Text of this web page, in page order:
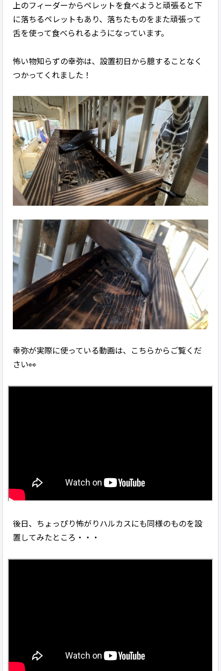
上のフィーダーからペレットを食べようと頑張ると下
に落ちるペレットもあり、落ちたものをまた頑張って
舌を使って食べられるようになっています。
怖い物知らずの幸弥は、設置初日から臆することなく
つかってくれました！
幸弥が実際に使っている動画は、こちらからご覧くだ
さい👀
後日、ちょっぴり怖がりハルカスにも同様のものを設
置してみたところ・・・